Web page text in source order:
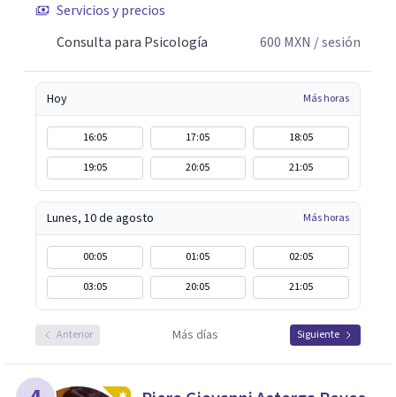
Servicios y precios
Consulta para Psicología
600 MXN / sesión
Hoy Más horas
16:05 17:05
18:05
19:05
20:05 21:05
Lunes, 10 de agosto Más horas
00:05 01:05
02:05
03:05
20:05 21:05
Anterior Más días Siguiente